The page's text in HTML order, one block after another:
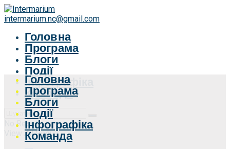
intermarium.nc@gmail.com
Головна
Програма
Блоги
Події
Інфографіка
Команда
No Result
View All Result
Головна
Програма
Блоги
Події
Інфографіка
Команда